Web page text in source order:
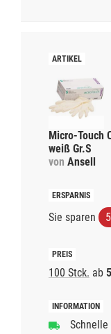
Micro-Touch
weiß Gr.S
von Ansell
Sie sparen
100 Stck. ab